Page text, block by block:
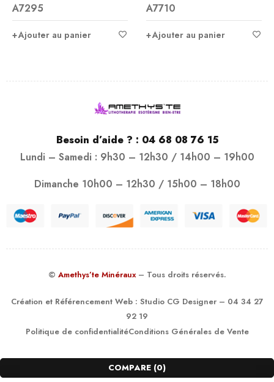
A7295
Ajouter au panier
A7710
Ajouter au panier
Besoin d’aide ? : 04 68 08 76 15
Lundi – Samedi : 9h30 – 12h30 / 14h00 – 19h00
Dimanche 10h00 – 12h30 / 15h00 – 18h00
© Amethys’te Minéraux – Tous droits réservés.
Création et Référencement Web : Studio CG Designer– 04 34 27
92 19
Politique de confidentialitéConditions Générales de Vente
COMPARE (0)